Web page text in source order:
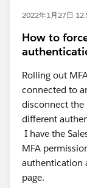
2022年1月27日
How to
Rolling out
connected to
disconnect the
different
I have the
MFA
authentication
page.